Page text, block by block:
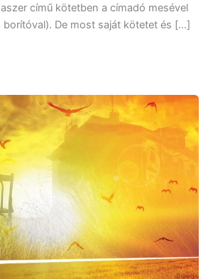
című kötetben a címadó mesével
De most saját kötetet és […]